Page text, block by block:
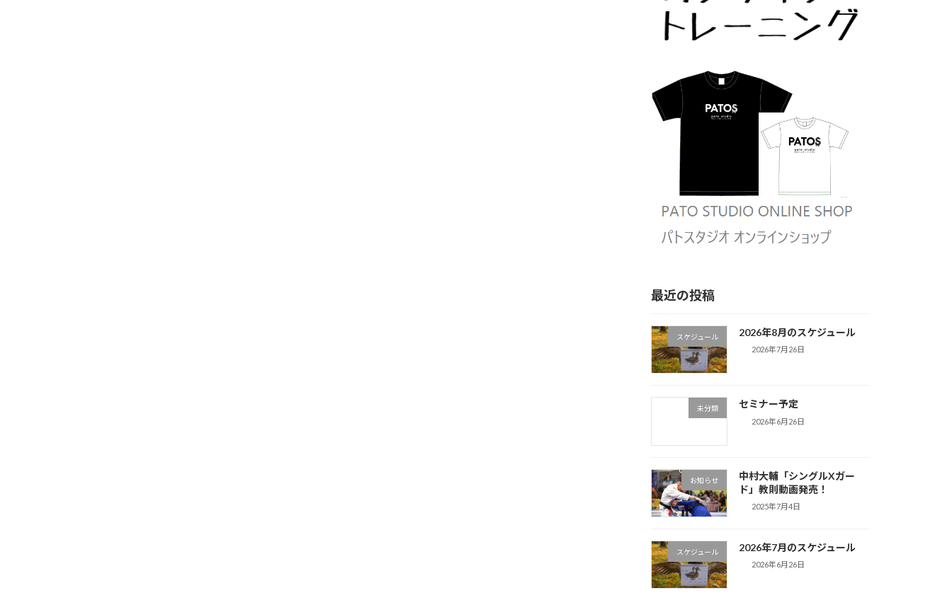
最近の投稿
スケジュール 2026年8月のスケジュール
2026年7月26日
未分類 セミナー予定
2026年6月26日
お知らせ
中村大輔「シングルXガー
ド」教則動画発売！
2025年7月4日
スケジュール 2026年7月のスケジュール
2026年6月26日